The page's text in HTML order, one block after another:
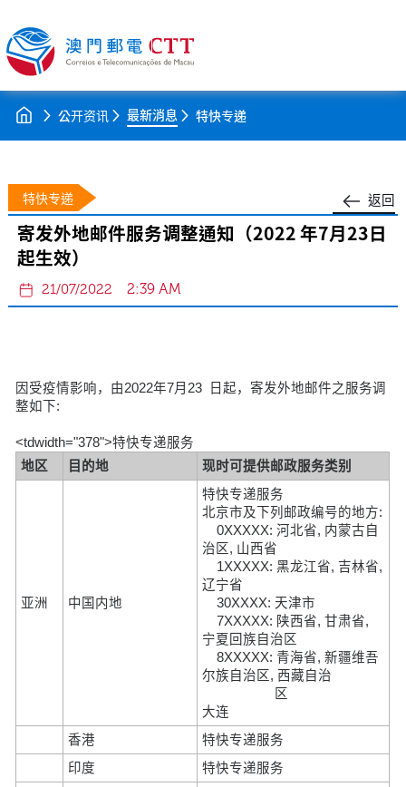
公开资讯 最新消息 特快专递
返回
特快专递
寄发外地邮件服务调整通知（2022 年7月23日
起生效）
21/07/2022 2:39 AM
因受疫情影响，由2022年7月23 日起，寄发外地邮件之服务调
整如下:
<tdwidth="378">特快专递服务
地区
目的地 现时可提供邮政服务类别
亚洲 中国内地
特快专递服务
北京市及下列邮政编号的地方:
0XXXXX: 河北省, 内蒙古自
治区, 山西省
1XXXXX: 黑龙江省, 吉林省,
辽宁省
30XXXX: 天津市
7XXXXX: 陕西省, 甘肃省,
宁夏回族自治区
8XXXXX: 青海省, 新疆维吾
尔族自治区, 西藏自治
区
大连
香港
特快专递服务
印度
特快专递服务